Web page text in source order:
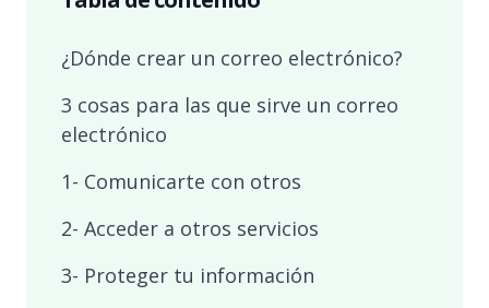
¿Dónde crear un correo electrónico?
3 cosas para las que sirve un correo
electrónico
1- Comunicarte con otros
2- Acceder a otros servicios
3- Proteger tu información